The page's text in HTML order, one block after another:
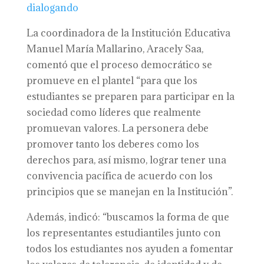
dialogando
La coordinadora de la Institución Educativa
Manuel María Mallarino, Aracely Saa,
comentó que el proceso democrático se
promueve en el plantel “para que los
estudiantes se preparen para participar en la
sociedad como líderes que realmente
promuevan valores. La personera debe
promover tanto los deberes como los
derechos para, así mismo, lograr tener una
convivencia pacífica de acuerdo con los
principios que se manejan en la Institución”.
Además, indicó: “buscamos la forma de que
los representantes estudiantiles junto con
todos los estudiantes nos ayuden a fomentar